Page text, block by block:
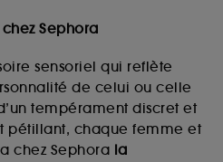
Sephora
sensoriel qui reflète
de celui ou celle
tempérament discret et
pétillant, chaque femme et
chez Sephora la